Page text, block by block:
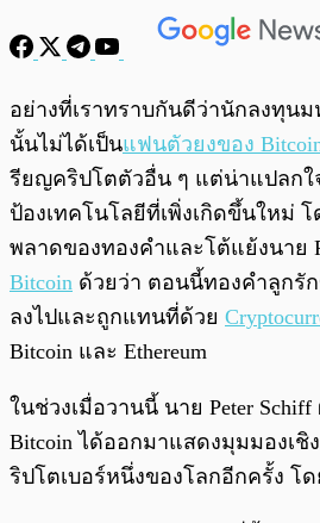
พร้อมเล่น
อย่างที่เราทราบกันดีว่านักลงทุนม
นั้นไม่ได้เป็นแฟนตัวยงของ
รียญคริปโตตัวอื่น ๆ แต่น่าแปลกใ
ป้องเทคโนโลยีที่เพิ่งเกิดขึ้นใหม่
พลาดของทองคำและโต้แย้งนาย
Bitcoin ด้วยว่า ตอนนี้ทองคำลูกรั
ลงไปและถูกแทนที่ด้วย
Bitcoin และ Ethereum
ในช่วงเมื่อวานนี้ นาย Peter
Bitcoin ได้ออกมาแสดงมุมมองเชิ
ริปโตเบอร์หนึ่งของโลกอีกครั้ง โด